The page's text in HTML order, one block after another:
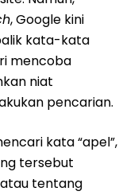
, Google kini
kata-kata
mencoba
niat
pencarian.
kata “apel”,
tersebut
tentang